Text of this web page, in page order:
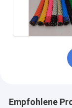
Empfohlene